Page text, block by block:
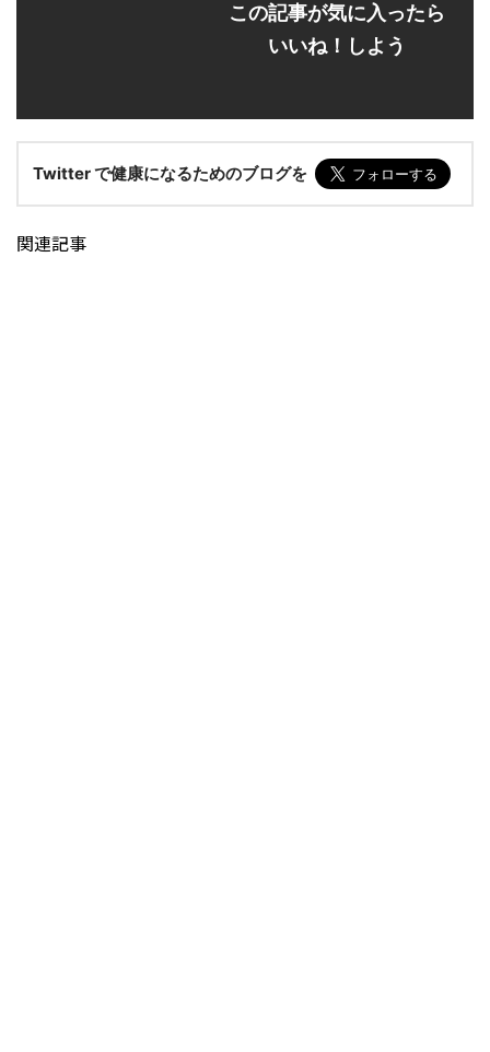
この記事が気に入ったら
いいね！しよう
Twitter で健康になるためのブログを
関連記事